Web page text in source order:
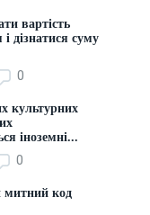
вартість
дізнатися суму
0
культурних
іноземні...
0
митний код